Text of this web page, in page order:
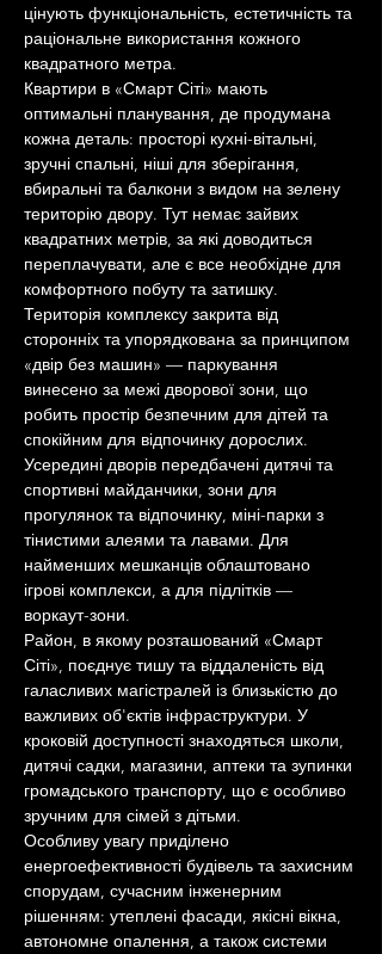
цінують функціональність, естетичність та
раціональне використання кожного
квадратного метра.
Квартири в «Смарт Сіті» мають
оптимальні планування, де продумана
кожна деталь: просторі кухні-вітальні,
зручні спальні, ніші для зберігання,
вбиральні та балкони з видом на зелену
територію двору. Тут немає зайвих
квадратних метрів, за які доводиться
переплачувати, але є все необхідне для
комфортного побуту та затишку.
Територія комплексу закрита від
сторонніх та упорядкована за принципом
«двір без машин» — паркування
винесено за межі дворової зони, що
робить простір безпечним для дітей та
спокійним для відпочинку дорослих.
Усередині дворів передбачені дитячі та
спортивні майданчики, зони для
прогулянок та відпочинку, міні-парки з
тінистими алеями та лавами. Для
найменших мешканців облаштовано
ігрові комплекси, а для підлітків —
воркаут-зони.
Район, в якому розташований «Смарт
Сіті», поєднує тишу та віддаленість від
галасливих магістралей із близькістю до
важливих об'єктів інфраструктури. У
кроковій доступності знаходяться школи,
дитячі садки, магазини, аптеки та зупинки
громадського транспорту, що є особливо
зручним для сімей з дітьми.
Особливу увагу приділено
енергоефективності будівель та захисним
спорудам, сучасним інженерним
рішенням: утеплені фасади, якісні вікна,
автономне опалення, а також системи